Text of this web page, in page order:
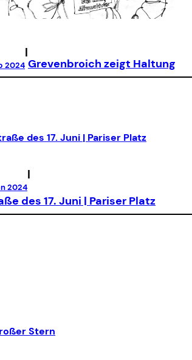
2024
|
Grevenbroich zeigt Haltung
2024
|
des 17. Juni | Pariser Platz